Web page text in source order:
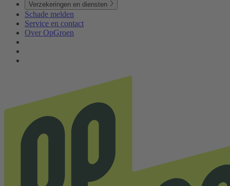
Verzekeringen en diensten
Schade melden
Service en contact
Over OpGroen